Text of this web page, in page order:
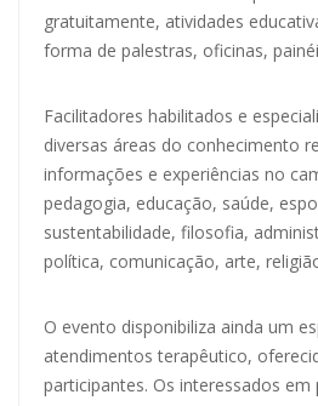
gratuitamente, atividades
forma de palestras, oficinas,
Facilitadores habilitados e
diversas áreas do conhecimento
informações e experiências no
pedagogia, educação, saúde,
sustentabilidade, filosofia,
política, comunicação, arte,
O evento disponibiliza ainda um
atendimentos terapêutico,
participantes. Os interessados em